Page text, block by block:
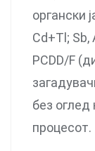
органски
Cd+Tl; Sb,
PCDD/F
без оглед
процесот.